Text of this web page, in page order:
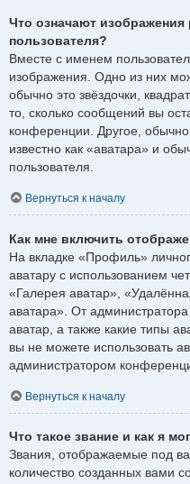
Что означают
пользователя?
Вместе с именем
изображения. Одно из них
обычно это звёздочки,
то, сколько сообщений вы
конференции. Другое,
известно как «аватара» и
пользователя.
Вернуться к началу
Как мне включить
На вкладке «Профиль»
аватару с использованием
«Галерея аватар»,
аватара». От
аватар, а также какие типы
вы не можете использовать
администратором
Вернуться к началу
Что такое звание и как я
Звания, отображаемые под
количество созданных вами